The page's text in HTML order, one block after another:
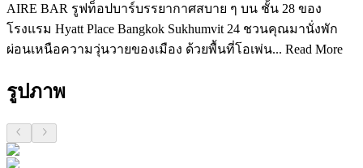
AIRE BAR รูฟท็อปบาร์บรรยากาศสบาย ๆ บน ชั้น 28 ของ
โรงแรม Hyatt Place Bangkok Sukhumvit 24 ชวนคุณมานั่งพัก
ผ่อนเหนือความวุ่นวายของเมือง ด้วยพื้นที่โอเพ่น... Read More
รูปภาพ